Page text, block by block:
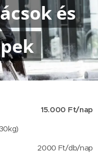
és
30kg)
15.000 Ft/nap
2000 Ft/db/nap